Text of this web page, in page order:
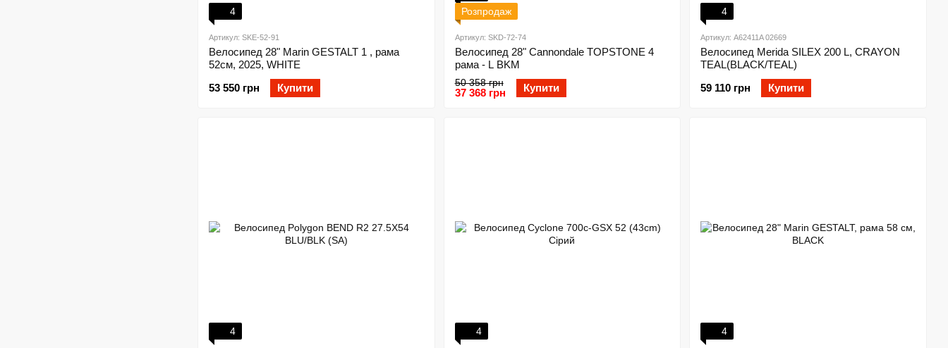
4
Артикул: SKE-52-91
Велосипед 28" Marin GESTALT 1 , рама
52см, 2025, WHITE
53 550 грн
Купити
Розпродаж
Артикул: SKD-72-74
Велосипед 28" Cannondale TOPSTONE 4
рама - L BKM
50 358 грн
37 368 грн Купити
4
Артикул: A62411A 02669
Велосипед Merida SILEX 200 L, CRAYON
TEAL(BLACK/TEAL)
59 110 грн
Купити
4 4 4